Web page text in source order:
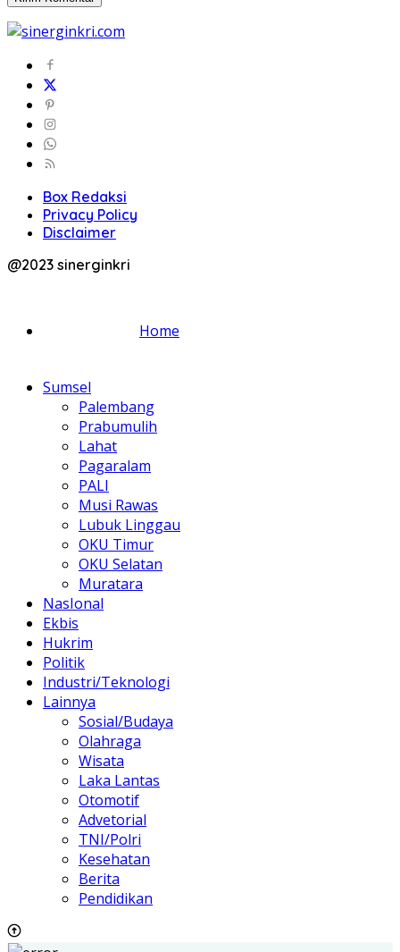
Box Redaksi
Privacy Policy
Disclaimer
@2023 sinerginkri
Home
Sumsel
Palembang
Prabumulih
Lahat
Pagaralam
PALI
Musi Rawas
Lubuk Linggau
OKU Timur
OKU Selatan
Muratara
NasIonal
Ekbis
Hukrim
Politik
Industri/Teknologi
Lainnya
Sosial/Budaya
Olahraga
Wisata
Laka Lantas
Otomotif
Advetorial
TNI/Polri
Kesehatan
Berita
Pendidikan